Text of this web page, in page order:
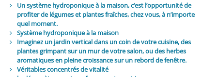
Un système hydroponique à la maison, c’est l’opportunité de
profiter de légumes et plantes fraîches, chez vous, à n’importe
quel moment.
Système hydroponique à la maison
Imaginez un jardin vertical dans un coin de votre cuisine, des
plantes grimpant sur un mur de votre salon, ou des herbes
aromatiques en pleine croissance sur un rebord de fenêtre.
Véritables concentrés de vitalité